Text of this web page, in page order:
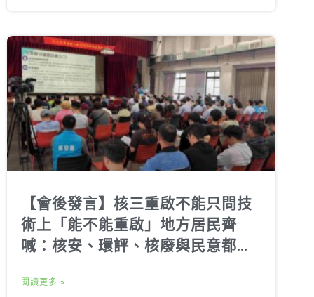
【會後發言】核三重啟不能只問技
術上「能不能重啟」地方居民齊
喊：核安、環評、核廢與民意都不
閱讀更多 »